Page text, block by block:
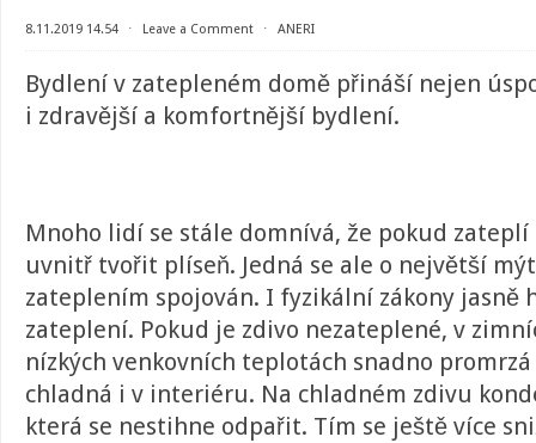
8.11.2019 14.54 ⋅ Leave a Comment ⋅ ANERI
Bydlení v zatepleném domě přináší nejen
i zdravější a komfortnější bydlení.
Mnoho lidí se stále domnívá, že pokud
uvnitř tvořit plíseň. Jedná se ale o největší
zateplením spojován. I fyzikální zákony jasně
zateplení. Pokud je zdivo nezateplené, v
nízkých venkovních teplotách snadno
chladná i v interiéru. Na chladném zdivu
která se nestihne odpařit. Tím se ještě více